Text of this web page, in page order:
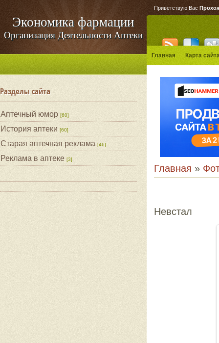
Экономика фармации
Организация Деятельности Аптеки
Разделы сайта
Аптечный юмор [60]
История аптеки [60]
Старая аптечная реклама [46]
Реклама в аптеке [3]
Приветствую Вас
Главная Карта
Главная »
Невстал